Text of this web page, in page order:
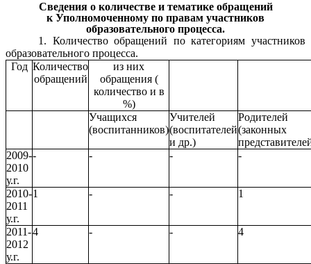
Сведения о количестве и тематике обращений
к Уполномоченному по правам участников
образовательного процесса.
1. Количество обращений по категориям участников
образовательного процесса.
Год Количество
обращений
из них
обращения (
количество и в
%)
Учащихся
(воспитанников)
Учителей
(воспитателей
и др.)
Родителей
(законных
2009-
2010
у.г.
- - - -
2010-
2011
у.г.
1 - - 1
2011-
2012
у.г.
4 - - 4